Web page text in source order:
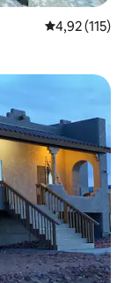
Note
4,92 (115)